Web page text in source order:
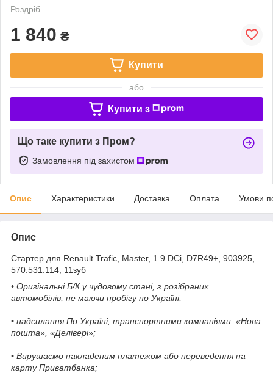
Роздріб
1 840 ₴
Купити
або
Купити з
Що таке купити з Пром?
Замовлення під захистом
Опис Характеристики Доставка Оплата Умови
Опис
Стартер для Renault Trafic, Master, 1.9 DCi, D7R49+, 903925,
570.531.114, 11зуб
• Оригінальні Б/К у чудовому стані, з розібраних
автомобілів, не маючи пробігу по Україні;
• надсилання По Україні, транспортними компаніями: «Нова
пошта», «Делівері»;
• Вирушаємо накладеним платежом або переведення на
карту Приватбанка;